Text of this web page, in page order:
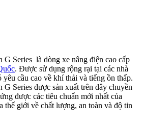
G Series là dòng xe nâng điện cao cấp
. Được sử dụng rộng rại tại các nhà
yêu cầu cao về khí thải và tiếng ồn thấp.
Series được sản xuất trên dây chuyền
được các tiêu chuẩn mới nhất của
thế giới về chất lượng, an toàn và độ tin